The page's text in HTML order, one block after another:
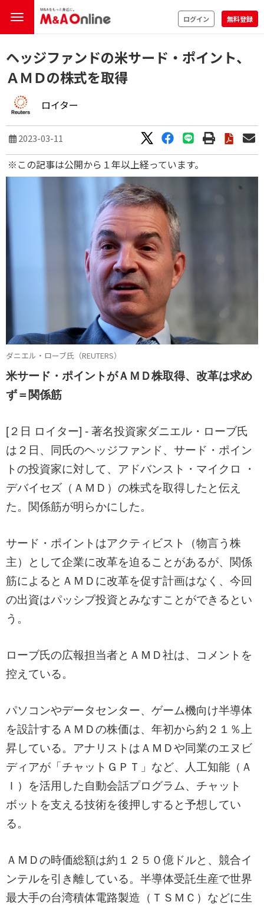
ログイン 無料登録
ヘッジファンドの米サード・ポイント、
ＡＭＤの株式を取得
ロイター
2023-03-11
※この記事は公開から１年以上経っています。
ダニエル・ローブ氏（REUTERS）
米サード・ポイントがＡＭＤ株取得、改革は求め
ず＝関係筋
[２日 ロイター] - 著名投資家ダニエル・ローブ氏
は２日、同氏のヘッジファンド、サード・ポイン
トの投資家に対して、アドバンスト・マイクロ ・
デバイセズ（ＡＭＤ）の株式を取得したと伝え
た。関係筋が明らかにした。
サード・ポイントはアクティビスト（物言う株
主）として企業に改革を迫ることがあるが、関係
筋によるとＡＭＤに改革を促す計画はなく、今回
の出資はパッシブ投資とみなすことができるとい
う。
ローブ氏の広報担当者とＡＭＤ社は、コメントを
控えている。
パソコンやデータセンター、ゲーム機向け半導体
を設計するＡＭＤの株価は、年初から約２１％上
昇している。アナリストはＡＭＤや同業のエヌビ
ディアが「チャットＧＰＴ」など、人工知能（Ａ
Ｉ）を活用した自動会話プログラム、チャット
ボットを支える技術を後押しすると予想してい
る。
ＡＭＤの時価総額は約１２５０億ドルと、競合イ
ンテルを引き離している。半導体受託生産で世界
最大手の台湾積体電路製造（ＴＳＭＣ）などに生